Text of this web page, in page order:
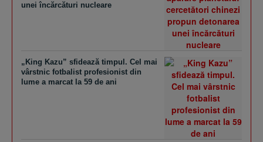
unei încărcături nucleare
„King Kazu” sfidează timpul. Cel mai
vârstnic fotbalist profesionist din
lume a marcat la 59 de ani